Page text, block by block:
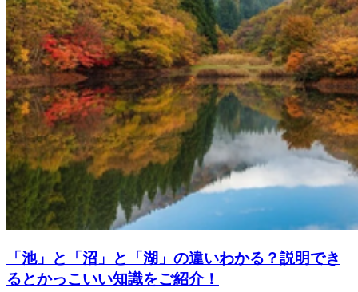
「池」と「沼」と「湖」の違いわかる？説明でき
るとかっこいい知識をご紹介！